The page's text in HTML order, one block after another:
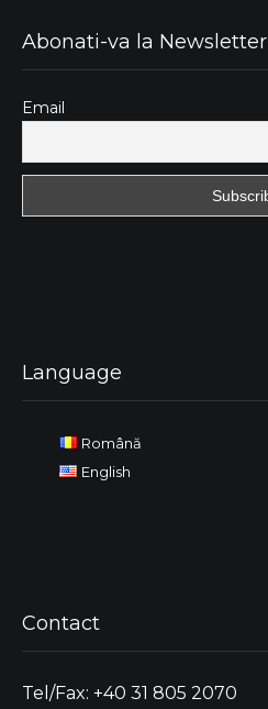
Abonati-va la Newsletter
Email
Language
Română
English
Contact
Tel/Fax: +40 31 805 2070